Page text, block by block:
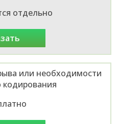
отдельно
или необходимости
кодирования